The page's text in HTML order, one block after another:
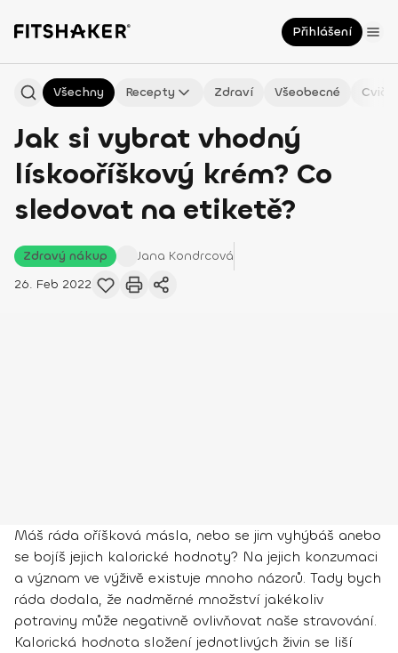
Přihlášení
Všechny Recepty Zdraví Všeobecné
Jak si vybrat vhodný
lískooříškový krém? Co
sledovat na etiketě?
Zdravý nákup Jana Kondrcová
26. Feb 2022
Máš ráda oříšková másla, nebo se jim vyhýbáš anebo
se bojíš jejich kalorické hodnoty? Na jejich konzumaci
a význam ve výživě existuje mnoho názorů. Tady bych
ráda dodala, že nadměrné množství jakékoliv
potraviny může negativně ovlivňovat naše stravování.
Kalorická hodnota složení jednotlivých živin se liší